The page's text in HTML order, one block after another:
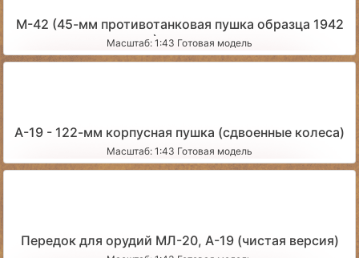
М-42 (45-мм противотанковая пушка образца 1942
года) запыленная
Масштаб: 1:43 Готовая модель
А-19 - 122-мм корпусная пушка (сдвоенные колеса)
Масштаб: 1:43 Готовая модель
Передок для орудий МЛ-20, А-19 (чистая версия)